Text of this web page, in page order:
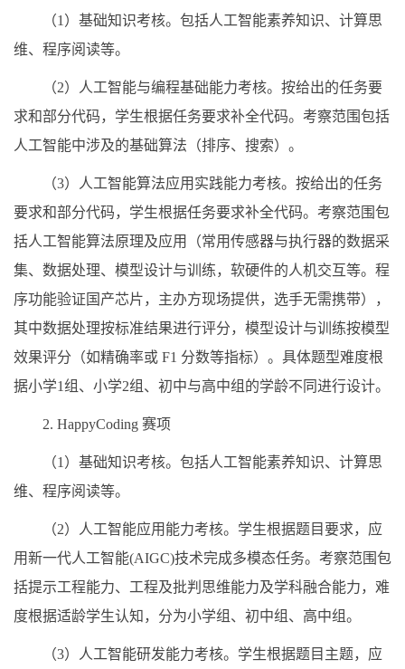
（1）基础知识考核。包括人工智能素养知识、计算思
维、程序阅读等。
（2）人工智能与编程基础能力考核。按给出的任务要
求和部分代码，学生根据任务要求补全代码。考察范围包括
人工智能中涉及的基础算法（排序、搜索）。
（3）人工智能算法应用实践能力考核。按给出的任务
要求和部分代码，学生根据任务要求补全代码。考察范围包
括人工智能算法原理及应用（常用传感器与执行器的数据采
集、数据处理、模型设计与训练，软硬件的人机交互等。程
序功能验证国产芯片，主办方现场提供，选手无需携带），
其中数据处理按标准结果进行评分，模型设计与训练按模型
效果评分（如精确率或 F1 分数等指标）。具体题型难度根
据小学1组、小学2组、初中与高中组的学龄不同进行设计。
2. HappyCoding 赛项
（1）基础知识考核。包括人工智能素养知识、计算思
维、程序阅读等。
（2）人工智能应用能力考核。学生根据题目要求，应
用新一代人工智能(AIGC)技术完成多模态任务。考察范围包
括提示工程能力、工程及批判思维能力及学科融合能力，难
度根据适龄学生认知，分为小学组、初中组、高中组。
（3）人工智能研发能力考核。学生根据题目主题，应